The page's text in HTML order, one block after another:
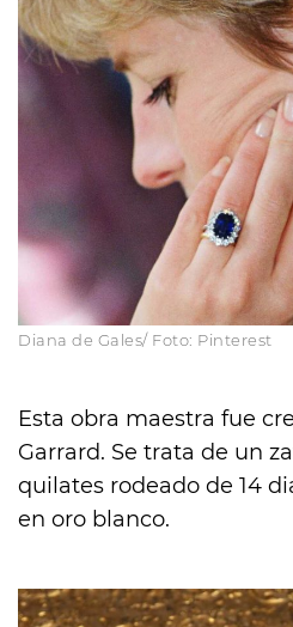
Diana de Gales/ Foto: Pinterest
Esta obra maestra fue
Garrard. Se trata de un
quilates rodeado de 14
en oro blanco.